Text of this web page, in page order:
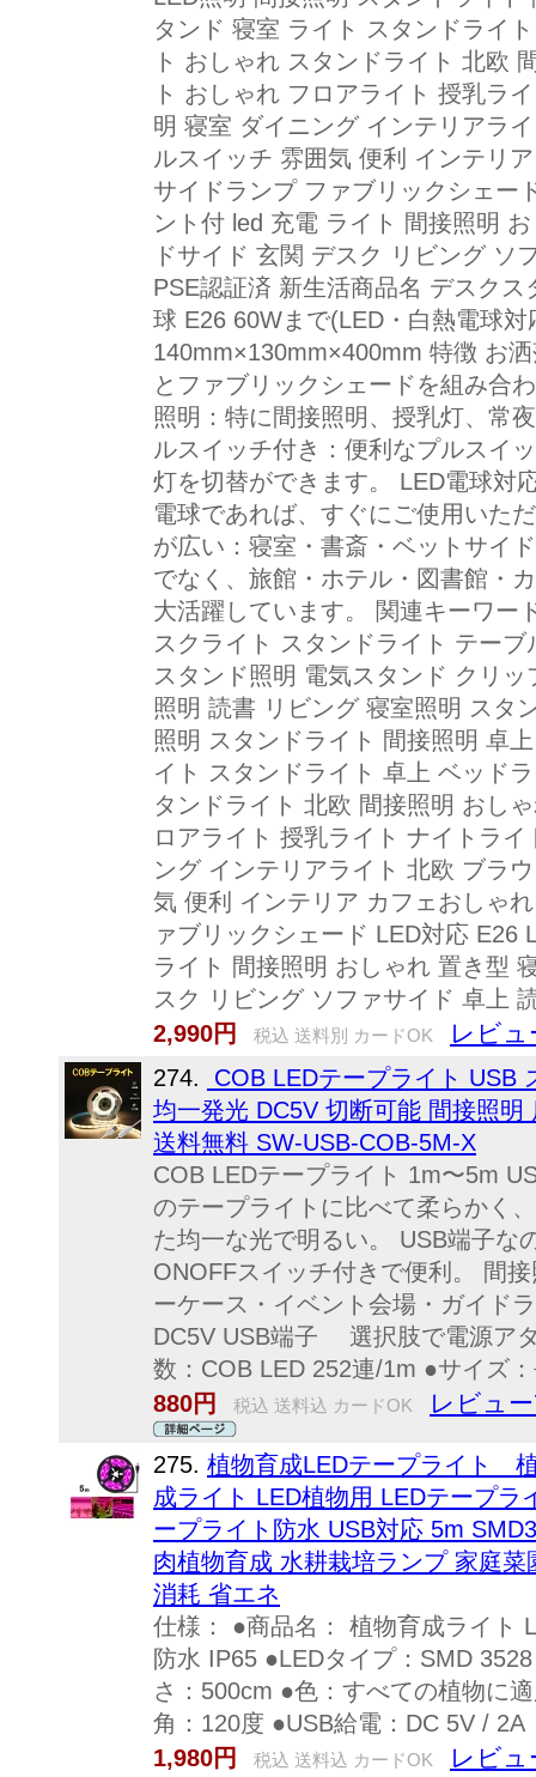
タンド 寝室 ライト スタンドライ
ト おしゃれ スタンドライト 北欧
ト おしゃれ フロアライト 授乳ラ
明 寝室 ダイニング インテリアラ
ルスイッチ 雰囲気 便利 インテリ
サイドランプ ファブリックシェー
ント付 led 充電 ライト 間接照明
ドサイド 玄関 デスク リビング ソ
PSE認証済 新生活商品名 デスク
球 E26 60Wまで(LED・白熱電球
140mm×130mm×400mm 特徴 お
とファブリックシェードを組み合
照明：特に間接照明、授乳灯、常
ルスイッチ付き：便利なプルスイ
灯を切替ができます。 LED電球対
電球であれば、すぐにご使用いた
が広い：寝室・書斎・ベットサイ
でなく、旅館・ホテル・図書館・
大活躍しています。 関連キーワー
スクライト スタンドライト テー
スタンド照明 電気スタンド クリ
照明 読書 リビング 寝室照明 スタ
照明 スタンドライト 間接照明 卓
イト スタンドライト 卓上 ベッド
タンドライト 北欧 間接照明 おし
ロアライト 授乳ライト ナイトラ
ング インテリアライト 北欧 ブラ
気 便利 インテリア カフェおしゃ
ァブリックシェード LED対応 E26
ライト 間接照明 おしゃれ 置き型
スク リビング ソファサイド 卓上
2,990円
税込 送料別 カードOK レビュ
274.
COB LEDテープライト USB
均一発光 DC5V 切断可能 間接照
送料無料 SW-USB-COB-5M-X
COB LEDテープライト 1m〜5m
のテープライトに比べて柔らかく
た均一な光で明るい。 USB端子な
ONOFFスイッチ付きで便利。 間
ーケース・イベント会場・ガイド
DC5V USB端子 選択肢で電源ア
数：COB LED 252連/1m ●サイズ
880円
税込 送料込 カードOK レビュ
275. 植物育成LEDテープライト
成ライト LED植物用 LEDテープ
ープライト防水 USB対応 5m
肉植物育成 水耕栽培ランプ 家庭
消耗 省エネ
仕様： ●商品名： 植物育成ライト
防水 IP65 ●LEDタイプ：SMD
さ：500cm ●色：すべての植物に
角：120度 ●USB給電：DC 5V / 2A
1,980円
税込 送料込 カードOK
レビュ